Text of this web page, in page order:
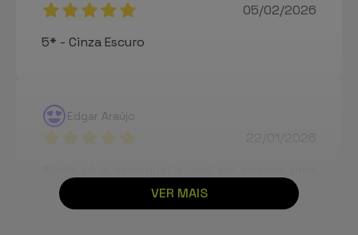
05/02/2026
5* - Cinza Escuro
Edgar Araújo
carga. Cumpre aquilo que anuncia! Carga
rápida (22W). Não é muito pesada e é
VER MAIS